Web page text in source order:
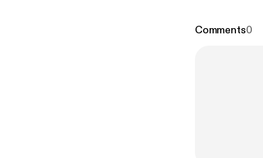
Comments0